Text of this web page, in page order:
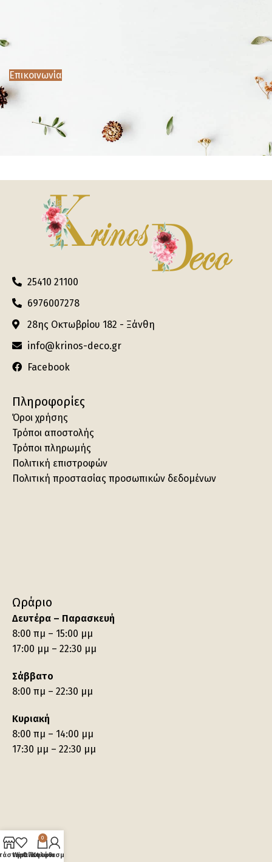
Επικοινωνία
25410 21100
6976007278
28ης Οκτωβρίου 182 - Ξάνθη
info@krinos-deco.gr
Facebook
Πληροφορίες
Όροι χρήσης
Τρόποι αποστολής
Τρόποι πληρωμής
Πολιτική επιστροφών
Πολιτική προστασίας προσωπικών δεδομένων
Ωράριο
Δευτέρα – Παρασκευή
8:00 πμ – 15:00 μμ
17:00 μμ – 22:30 μμ
Σάββατο
8:00 πμ – 22:30 μμ
Κυριακή
8:00 πμ – 14:00 μμ
17:30 μμ – 22:30 μμ
Wishlist
0
Καλάθι
Ο λογαριασμός μου